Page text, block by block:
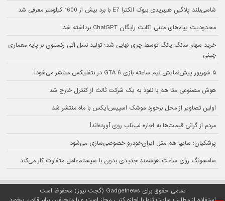
شاسی‌بلند پلاگین هیبریدی بیوک الکترا E7 با برد بیش از 1600 کیلومتر معرفی شد
محدودیت پیام‌های متنی اکانت رایگان ChatGPT برداشته شد!
خرید سهام سانگ‌ یانگ توسط چری نهایی شد؛ تولید نسل آتی رکستون بر پایه معماری
چینی
۵ شهریور پیش‌نمایش نیم ساعته بازی GTA 6 در نتفلیکس منتشر می‌شود!
هوش مصنوعی متا هم با نفوذ به یک شرکت ثالث از کنترل خارج شد
اولین تصاویر از محل برخورد موشک اسپیس‌ایکس با ماه منتشر شد
مردم از گرانی قیمت‌ها به اجاره لپ‌تاپ روی آورده‌اند!
پزشکیان: سایپا هم مثل ایران‌خودرو خصوصی‌سازی می‌شود
سامسونگ روی ساعت هوشمند جدیدی بدون با سیستم‌عامل متفاوت کار می‌کند
تمامی حقوق برای Gadgetnews (گجت نیوز) محفوظ است